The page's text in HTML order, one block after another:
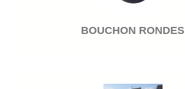
BOUCHON RONDES